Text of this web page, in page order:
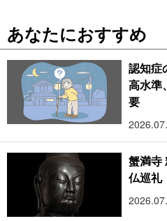
あなたにおすすめ
認知症
高水準
要
蟹満寺
仏巡礼